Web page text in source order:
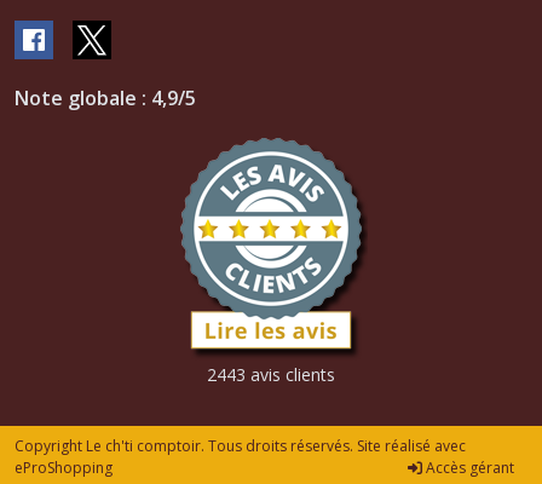
Note globale : 4,9/5
2443 avis clients
Copyright Le ch'ti comptoir. Tous droits réservés. Site réalisé avec
eProShopping
Accès gérant